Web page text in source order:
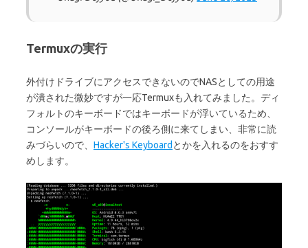
Termuxの実行
外付けドライブにアクセスできないのでNASとしての用途
が潰された微妙ですが一応Termuxも入れてみました。ディ
フォルトのキーボードではキーボードが浮いているため、
コンソールがキーボードの後ろ側に来てしまい、非常に読
みづらいので、 Hacker's Keyboard とかを入れるのをおすす
めします。